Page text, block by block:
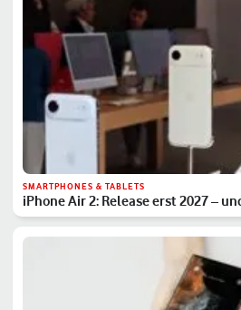
SMARTPHONES & TABLETS
iPhone Air 2: Release erst 2027 –